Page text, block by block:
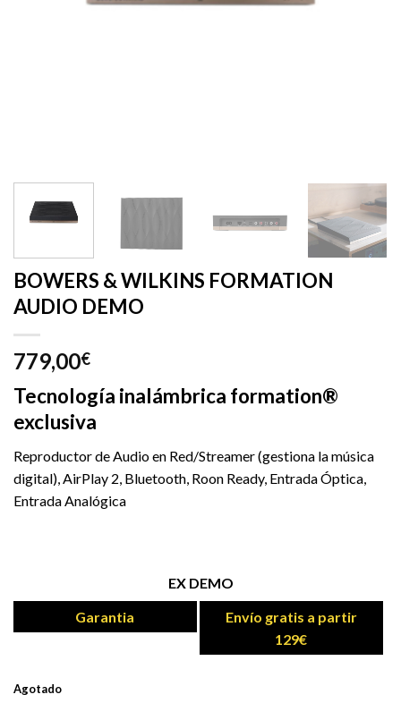
BOWERS & WILKINS FORMATION
AUDIO DEMO
779,00€
Tecnología inalámbrica formation®
exclusiva
Reproductor de Audio en Red/Streamer (gestiona la música
digital), AirPlay 2, Bluetooth, Roon Ready, Entrada Óptica,
Entrada Analógica
EX DEMO
Garantia
Envío gratis a partir
129€
Agotado